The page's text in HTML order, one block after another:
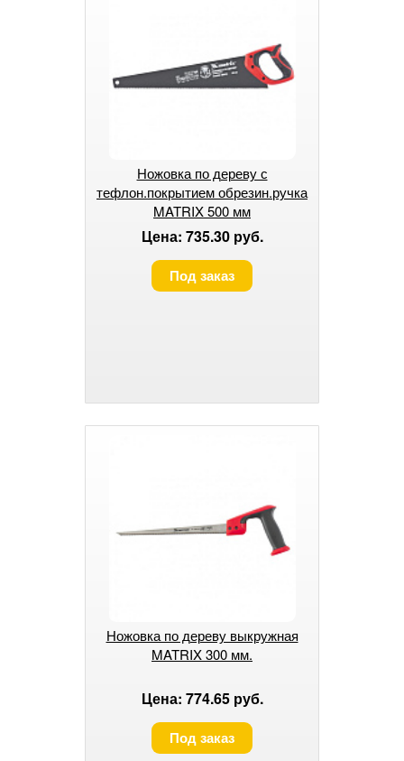
Ножовка по дереву с
тефлон.покрытием обрезин.ручка
MATRIX 500 мм
Цена: 735.30 руб.
Под заказ
Ножовка по дереву выкружная
MATRIX 300 мм.
Цена: 774.65 руб.
Под заказ